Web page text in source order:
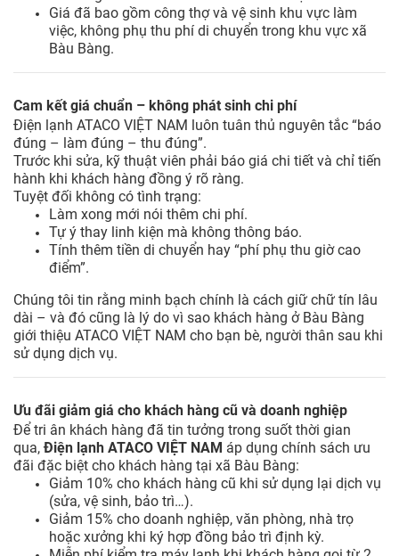
Giá đã bao gồm công thợ và vệ sinh khu vực làm
việc, không phụ thu phí di chuyển trong khu vực xã
Bàu Bàng.
Cam kết giá chuẩn – không phát sinh chi phí
Điện lạnh ATACO VIỆT NAM luôn tuân thủ nguyên tắc “báo
đúng – làm đúng – thu đúng”.
Trước khi sửa, kỹ thuật viên phải báo giá chi tiết và chỉ tiến
hành khi khách hàng đồng ý rõ ràng.
Tuyệt đối không có tình trạng:
Làm xong mới nói thêm chi phí.
Tự ý thay linh kiện mà không thông báo.
Tính thêm tiền di chuyển hay “phí phụ thu giờ cao
điểm”.
Chúng tôi tin rằng minh bạch chính là cách giữ chữ tín lâu
dài – và đó cũng là lý do vì sao khách hàng ở Bàu Bàng
giới thiệu ATACO VIỆT NAM cho bạn bè, người thân sau khi
sử dụng dịch vụ.
Ưu đãi giảm giá cho khách hàng cũ và doanh nghiệp
Để tri ân khách hàng đã tin tưởng trong suốt thời gian
qua,Điện lạnh ATACO VIỆT NAM áp dụng chính sách ưu
đãi đặc biệt cho khách hàng tại xã Bàu Bàng:
Giảm 10% cho khách hàng cũ khi sử dụng lại dịch vụ
(sửa, vệ sinh, bảo trì…).
Giảm 15% cho doanh nghiệp, văn phòng, nhà trọ
hoặc xưởng khi ký hợp đồng bảo trì định kỳ.